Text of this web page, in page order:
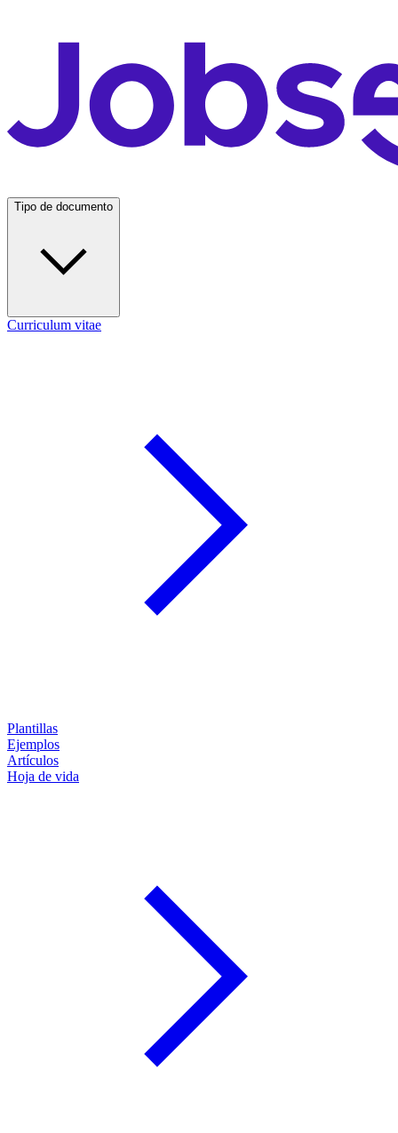
Tipo de documento
Curriculum vitae
Plantillas
Ejemplos
Artículos
Hoja de vida